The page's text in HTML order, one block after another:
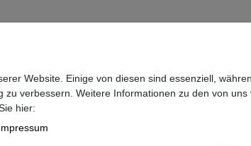
Website. Einige von diesen sind essenziell,
zu verbessern. Weitere Informationen zu den von
hier: